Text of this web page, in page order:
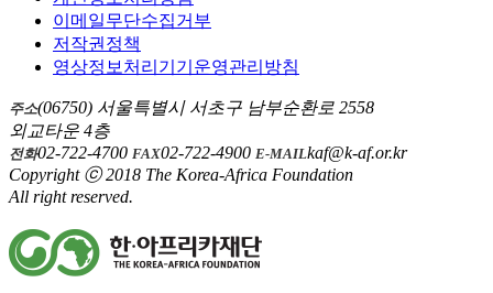
이메일무단수집거부
저작권정책
영상정보처리기기운영관리방침
주소(06750) 서울특별시 서초구 남부순환로 2558
외교타운 4층
전화02-722-4700 FAX02-722-4900 E-MAILkaf@k-af.or.kr
Copyright ⓒ 2018 The Korea-Africa Foundation
All right reserved.